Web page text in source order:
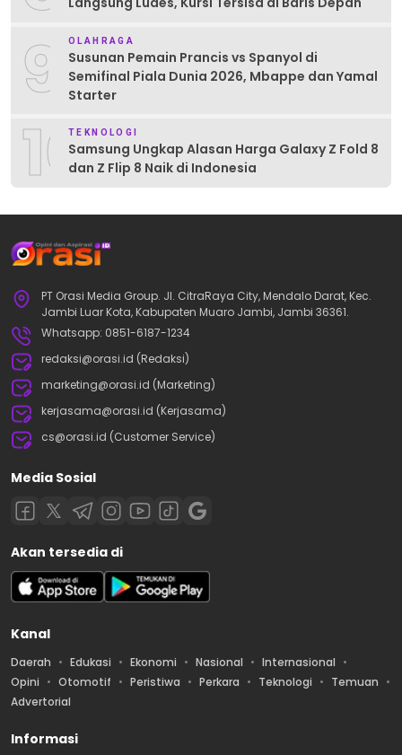
9 OLAHRAGA
Susunan Pemain Prancis vs Spanyol di
Semifinal Piala Dunia 2026, Mbappe dan Yamal
Starter
10TEKNOLOGI
Samsung Ungkap Alasan Harga Galaxy Z Fold 8
dan Z Flip 8 Naik di Indonesia
PT Orasi Media Group. Jl. CitraRaya City, Mendalo Darat, Kec.
Jambi Luar Kota, Kabupaten Muaro Jambi, Jambi 36361.
Whatsapp: 0851-6187-1234
redaksi@orasi.id (Redaksi)
marketing@orasi.id (Marketing)
kerjasama@orasi.id (Kerjasama)
cs@orasi.id (Customer Service)
Media Sosial
Akan tersedia di
Kanal
Daerah Edukasi Ekonomi Nasional
Internasional
Opini
Otomotif Peristiwa Perkara Teknologi
Temuan
Advertorial
Informasi